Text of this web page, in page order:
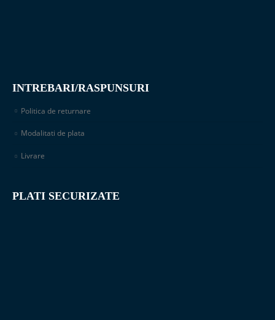
INTREBARI/RASPUNSURI
Politica de returnare
Modalitati de plata
Livrare
PLATI SECURIZATE